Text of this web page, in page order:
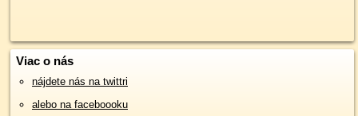
Viac o nás
nájdete nás na twittri
alebo na faceboooku